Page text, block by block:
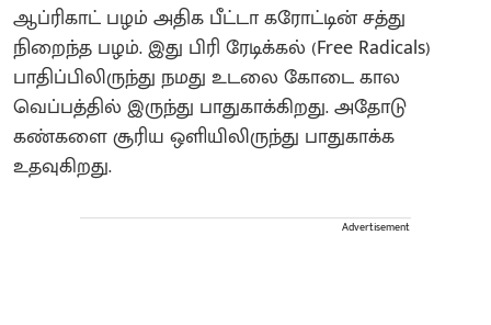
ஆப்ரிகாட் பழம் அதிக பீட்டா கரோட்டின் சத்து
நிறைந்த பழம். இது பிரி ரேடிக்கல் (Free Radicals)
பாதிப்பிலிருந்து நமது உடலை கோடை கால
வெப்பத்தில் இருந்து பாதுகாக்கிறது. அதோடு
கண்களை சூரிய ஒளியிலிருந்து பாதுகாக்க
உதவுகிறது.
Advertisement